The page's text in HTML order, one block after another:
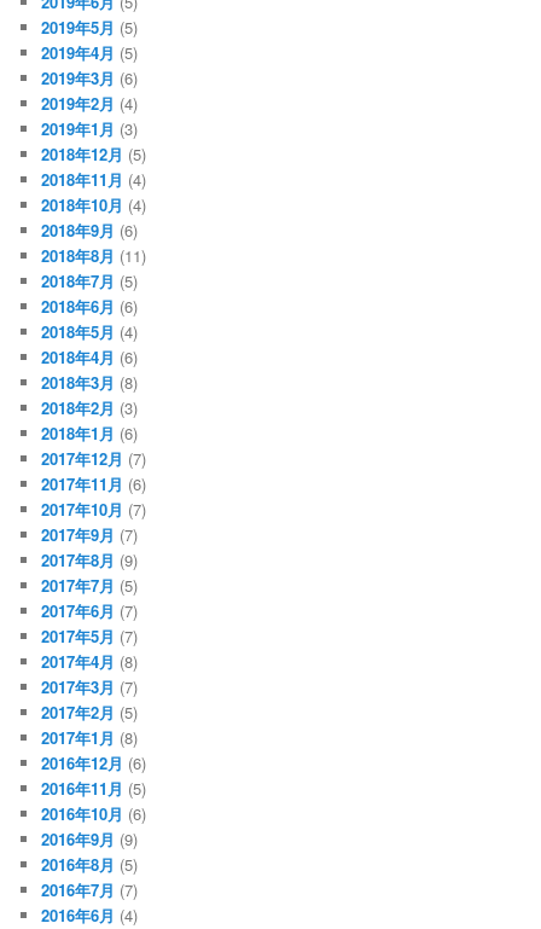
2019年5月 (5)
2019年4月 (5)
2019年3月 (6)
2019年2月 (4)
2019年1月 (3)
2018年12月 (5)
2018年11月 (4)
2018年10月 (4)
2018年9月 (6)
2018年8月 (11)
2018年7月 (5)
2018年6月 (6)
2018年5月 (4)
2018年4月 (6)
2018年3月 (8)
2018年2月 (3)
2018年1月 (6)
2017年12月 (7)
2017年11月 (6)
2017年10月 (7)
2017年9月 (7)
2017年8月 (9)
2017年7月 (5)
2017年6月 (7)
2017年5月 (7)
2017年4月 (8)
2017年3月 (7)
2017年2月 (5)
2017年1月 (8)
2016年12月 (6)
2016年11月 (5)
2016年10月 (6)
2016年9月 (9)
2016年8月 (5)
2016年7月 (7)
2016年6月 (4)